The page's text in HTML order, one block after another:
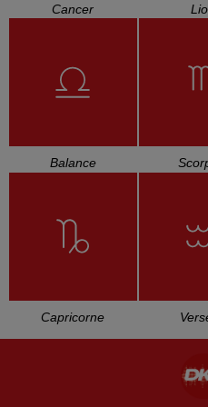
STEPHANIE
Laissez-
L'HOROSCOPE